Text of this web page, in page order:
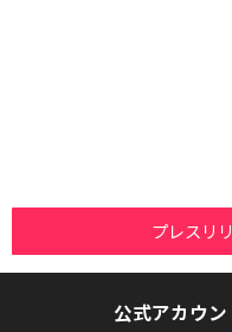
プレスリ
公式アカウン